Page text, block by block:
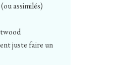
assimilés)
juste faire un